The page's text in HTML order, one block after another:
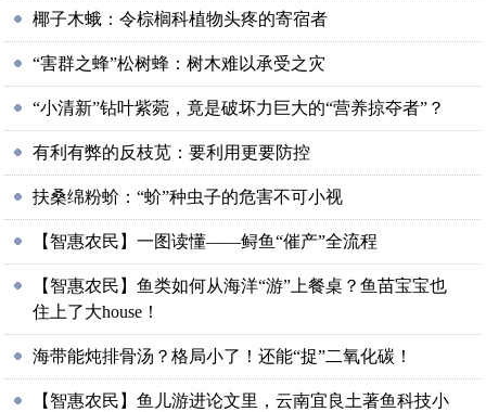
椰子木蛾：令棕榈科植物头疼的寄宿者
“害群之蜂”松树蜂：树木难以承受之灾
“小清新”钻叶紫菀，竟是破坏力巨大的“营养掠夺者”？
有利有弊的反枝苋：要利用更要防控
扶桑绵粉蚧：“蚧”种虫子的危害不可小视
【智惠农民】一图读懂——鲟鱼“催产”全流程
【智惠农民】鱼类如何从海洋“游”上餐桌？鱼苗宝宝也
住上了大house！
海带能炖排骨汤？格局小了！还能“捉”二氧化碳！
【智惠农民】鱼儿游进论文里，云南宜良土著鱼科技小